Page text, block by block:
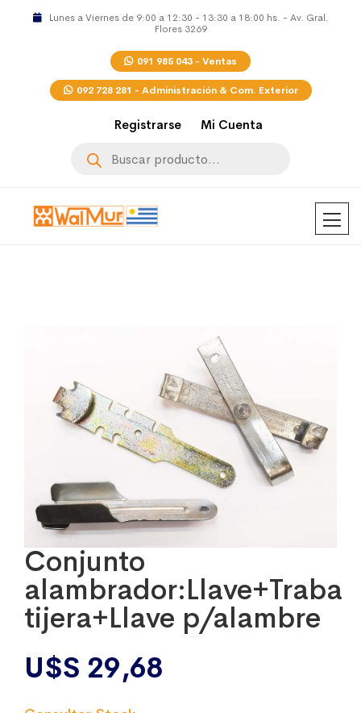
Lunes a Viernes de 9:00 a 12:30 - 13:30 a 18:00 hs. - Av. Gral.
Flores 3269
091 985 043 - Ventas
092 728 281 - Administración & Com. Exterior
Registrarse Mi Cuenta
Conjunto
alambrador:Llave+Traba
tijera+Llave p/alambre
U$S 29,68